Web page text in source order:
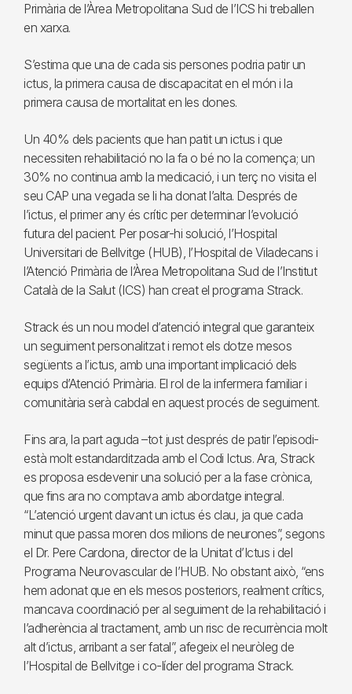
Primària de l’Àrea Metropolitana Sud de l’ICS hi treballen
en xarxa.
S’estima que una de cada sis persones podria patir un
ictus, la primera causa de discapacitat en el món i la
primera causa de mortalitat en les dones.
Un 40% dels pacients que han patit un ictus i que
necessiten rehabilitació no la fa o bé no la comença; un
30% no continua amb la medicació, i un terç no visita el
seu CAP una vegada se li ha donat l’alta. Després de
l’ictus, el primer any és crític per determinar l’evolució
futura del pacient. Per posar-hi solució, l’Hospital
Universitari de Bellvitge (HUB), l’Hospital de Viladecans i
l’Atenció Primària de l’Àrea Metropolitana Sud de l’Institut
Català de la Salut (ICS) han creat el programa Strack.
Strack és un nou model d’atenció integral que garanteix
un seguiment personalitzat i remot els dotze mesos
següents a l’ictus, amb una important implicació dels
equips d’Atenció Primària. El rol de la infermera familiar i
comunitària serà cabdal en aquest procés de seguiment.
Fins ara, la part aguda –tot just després de patir l’episodi-
està molt estandarditzada amb el Codi Ictus. Ara, Strack
es proposa esdevenir una solució per a la fase crònica,
que fins ara no comptava amb abordatge integral.
“L’atenció urgent davant un ictus és clau, ja que cada
minut que passa moren dos milions de neurones”, segons
el Dr. Pere Cardona, director de la Unitat d’Ictus i del
Programa Neurovascular de l’HUB. No obstant això, “ens
hem adonat que en els mesos posteriors, realment crítics,
mancava coordinació per al seguiment de la rehabilitació i
l’adherència al tractament, amb un risc de recurrència molt
alt d’ictus, arribant a ser fatal”, afegeix el neuròleg de
l’Hospital de Bellvitge i co-líder del programa Strack.